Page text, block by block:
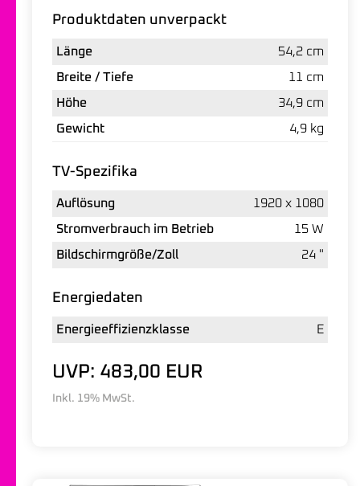
Produktdaten unverpackt
Länge
54,2 cm
Breite / Tiefe
11 cm
Höhe
34,9 cm
Gewicht
4,9 kg
TV-Spezifika
Auflösung
1920 x 1080
Stromverbrauch im Betrieb
15 W
Bildschirmgröße/Zoll
24 "
Energiedaten
Energieeffizienzklasse E
UVP: 483,00 EUR
Inkl. 19% MwSt.